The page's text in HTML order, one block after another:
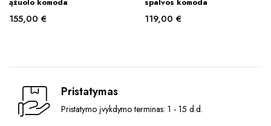
155,00 € 119,00 €
Pristatymas
Pristatymo įvykdymo terminas: 1 - 15 d.d.